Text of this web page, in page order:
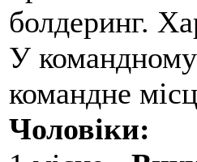
болдеринг.
У командному
командне
Чоловіки: